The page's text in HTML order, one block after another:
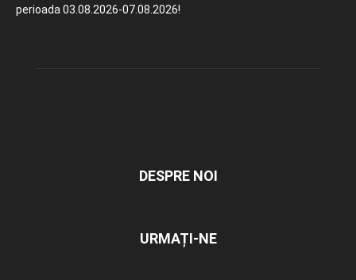
perioada 03.08.2026-07.08.2026!
DESPRE NOI
URMAȚI-NE